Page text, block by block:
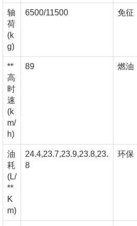
轴
荷
(k
g)
6500/11500 免征
**
高
时
速
(k
m/
h)
89 燃油
油
耗
(L/
**
K
m)
24.4,23.7,23.9,23.8,23.
8
环保